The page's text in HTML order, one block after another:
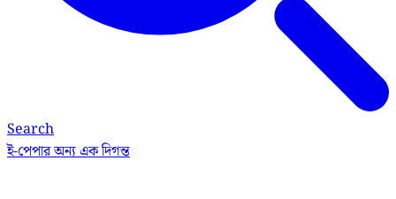
Search
ই-পেপারঅন্য এক দিগন্ত